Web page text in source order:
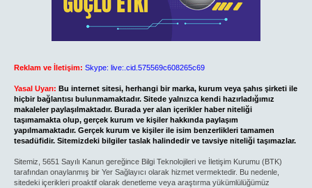
Reklam ve İletişim: Skype: live:.cid.575569c608265c69
Yasal Uyarı: Bu internet sitesi, herhangi bir marka, kurum veya şahıs şirketi ile
hiçbir bağlantısı bulunmamaktadır. Sitede yalnızca kendi hazırladığımız
makaleler paylaşılmaktadır. Burada yer alan içerikler haber niteliği
taşımamakta olup, gerçek kurum ve kişiler hakkında paylaşım
yapılmamaktadır. Gerçek kurum ve kişiler ile isim benzerlikleri tamamen
tesadüfidir. Sitemizdeki bilgiler taslak halindedir ve tavsiye niteliği taşımazlar.
Sitemiz, 5651 Sayılı Kanun gereğince Bilgi Teknolojileri ve İletişim Kurumu (BTK)
tarafından onaylanmış bir Yer Sağlayıcı olarak hizmet vermektedir. Bu nedenle,
sitedeki içerikleri proaktif olarak denetleme veya araştırma yükümlülüğümüz